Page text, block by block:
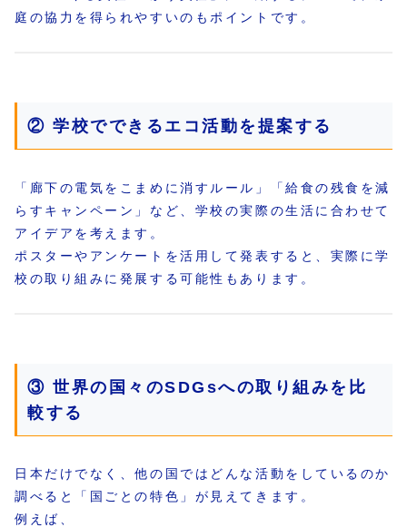
庭の協力を得られやすいのもポイントです。
② 学校でできるエコ活動を提案する
「廊下の電気をこまめに消すルール」「給食の残食を減
らすキャンペーン」など、学校の実際の生活に合わせて
アイデアを考えます。
ポスターやアンケートを活用して発表すると、実際に学
校の取り組みに発展する可能性もあります。
③ 世界の国々のSDGsへの取り組みを比
較する
日本だけでなく、他の国ではどんな活動をしているのか
調べると「国ごとの特色」が見えてきます。
例えば、